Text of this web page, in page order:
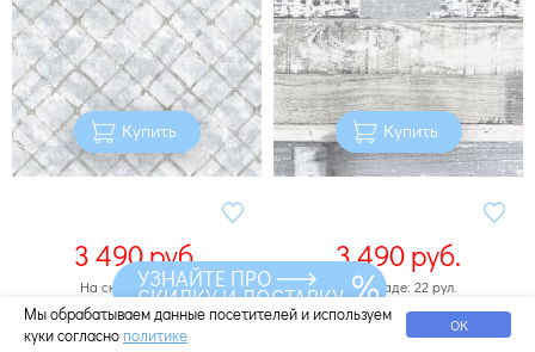
Купить
3 490руб.
На складе: 11 рул.
На распродаже: 11 рул.
Купить
3 490руб.
На складе: 22 рул.
На распродаже: 22 рул.
Мы обрабатываем данные посетителей и используем
куки согласно политике ОК
УЗНАЙТЕ ПРО
СКИДКУ И ДОСТАВКУ